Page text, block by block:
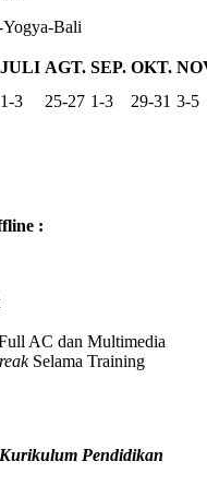
Yogya-Bali
JULI AGT. SEP. OKT.
1-3 25-27 1-3 29-31 3-5
:
AC dan Multimedia
Selama Training
Pendidikan